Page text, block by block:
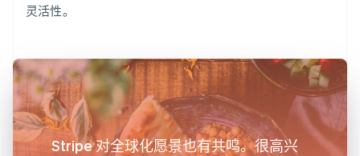
灵活性。
Stripe 对全球化愿景也有共鸣。很高兴